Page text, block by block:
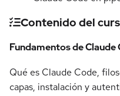
Contenido del
Fundamentos de Claude
Qué es Claude Code,
capas, instalación y